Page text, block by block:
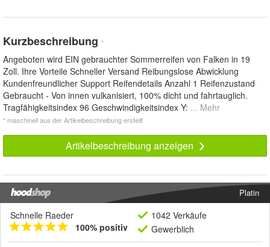
Kurzbeschreibung *
Angeboten wird EIN gebrauchter Sommerreifen von Falken in 19
Zoll. Ihre Vorteile Schneller Versand Reibungslose Abwicklung
Kundenfreundlicher Support Reifendetails Anzahl 1 Reifenzustand
Gebraucht - Von innen vulkanisiert, 100% dicht und fahrtauglich.
Tragfähigkeitsindex 96 Geschwindigkeitsindex Y: ... Mehr
* maschinell aus der Artikelbeschreibung erstellt
Artikelbeschreibung anzeigen
Platin
Schnelle Raeder
100% positiv
1042 Verkäufe
Gewerblich